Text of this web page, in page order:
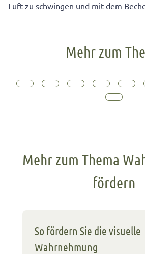
Luft zu schwingen und mit dem
Mehr zum
Mehr zum Thema
fördern
So fördern Sie die visuelle
Wahrnehmung